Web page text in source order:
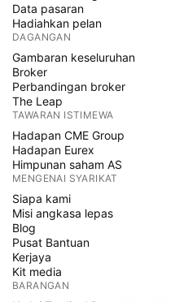
Data pasaran
Hadiahkan pelan
DAGANGAN
Gambaran keseluruhan
Broker
Perbandingan broker
The Leap
TAWARAN ISTIMEWA
Hadapan CME Group
Hadapan Eurex
Himpunan saham AS
MENGENAI SYARIKAT
Siapa kami
Misi angkasa lepas
Blog
Pusat Bantuan
Kerjaya
Kit media
BARANGAN